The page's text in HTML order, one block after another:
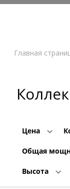
Главная
Цена
Общая
Высота